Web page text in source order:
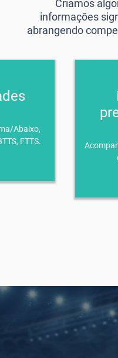
Criamos
informações
abrangendo
Abaixo,
FTTS.